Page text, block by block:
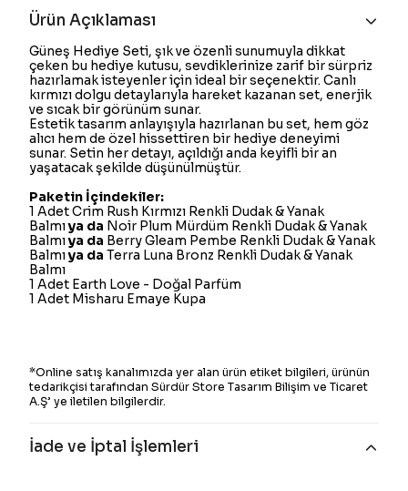
Ürün Açıklaması
Güneş Hediye Seti, şık ve özenli sunumuyla dikkat
çeken bu hediye kutusu, sevdiklerinize zarif bir sürpriz
hazırlamak isteyenler için ideal bir seçenektir. Canlı
kırmızı dolgu detaylarıyla hareket kazanan set, enerjik
ve sıcak bir görünüm sunar.
Estetik tasarım anlayışıyla hazırlanan bu set, hem göz
alıcı hem de özel hissettiren bir hediye deneyimi
sunar. Setin her detayı, açıldığı anda keyifli bir an
yaşatacak şekilde düşünülmüştür.
Paketin İçindekiler:
1 Adet Crim Rush Kırmızı Renkli Dudak & Yanak
Balmıya da Noir Plum Mürdüm Renkli Dudak & Yanak
Balmıya da Berry Gleam Pembe Renkli Dudak & Yanak
Balmıya da Terra Luna Bronz Renkli Dudak & Yanak
Balmı
1 Adet Earth Love - Doğal Parfüm
1 Adet Misharu Emaye Kupa
*Online satış kanalımızda yer alan ürün etiket bilgileri, ürünün
tedarikçisi tarafından Sürdür Store Tasarım Bilişim ve Ticaret
A.Ş’ ye iletilen bilgilerdir.
İade ve İptal İşlemleri